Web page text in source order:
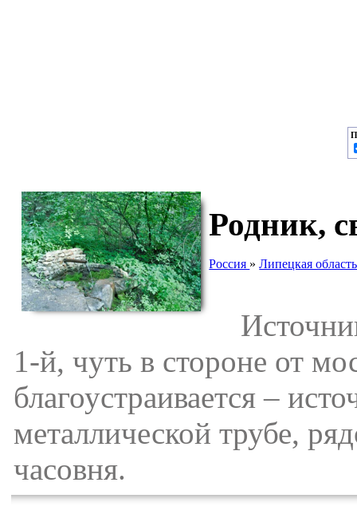
Родник,
Россия »Липецкая область
1-й, чуть в стороне от
благоустраивается –
металлической трубе,
часовня.